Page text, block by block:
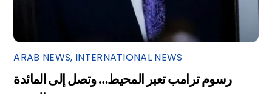
ARAB NEWS, INTERNATIONAL NEWS
رسوم ترامب تعبر المحيط… وتصل إلى المائدة